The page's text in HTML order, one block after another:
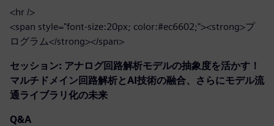
<hr />
<span style="font-size:20px; color:#ec6602;"><strong>プ
ログラム</strong></span>
セッション: アナログ回路解析モデルの抽象度を活かす！
マルチドメイン回路解析とAI技術の融合、さらにモデル流
通ライブラリ化の未来
Q&A